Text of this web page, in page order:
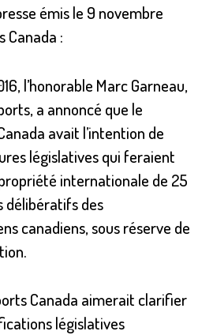
émis le 9 novembre
Canada :
l’honorable Marc Garneau,
a annoncé que le
avait l’intention de
législatives qui feraient
internationale de 25
délibératifs des
canadiens, sous réserve de
Canada aimerait clarifier
législatives